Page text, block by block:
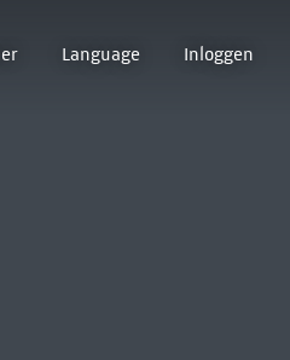
Language Inloggen